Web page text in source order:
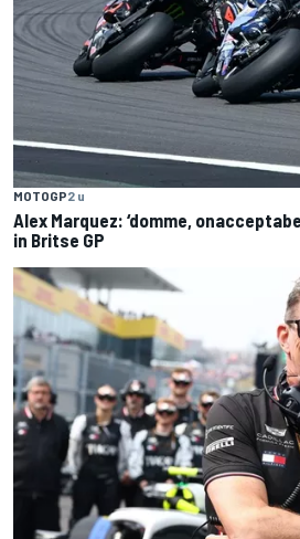
MOTOGP2 u
Alex Marquez: ‘domme,
in Britse GP